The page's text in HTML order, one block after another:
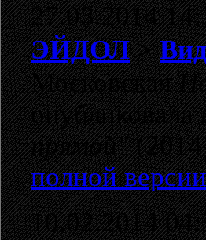
27.03.2014
ЭЙДОЛ>
Московская
прямой"
полной
10.02.2014